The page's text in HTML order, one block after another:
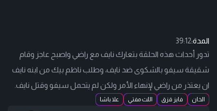
المدة:39:12
تدور أحداث هذه الحلقة بتعارك نايف مع راضي واصبح عاجز وقام
شقيقة سيفو بالشكوى ضد نايف، وطلب ناظم بيك من ابنه نايف
ان يعتذر من راضي لإنهاء الأمر ولكن لم يتحمل سيفو وقتل نايف.
الخان فايز قزق اللث مفتي علا باشا